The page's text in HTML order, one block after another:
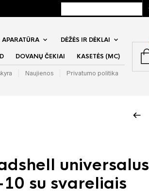
APARATŪRA DĖŽĖS IR DĖKLAI
DOVANŲ ČEKIAI KASETĖS (MC)
Naujienos Privatumo politika
universalus
10 su svareliais